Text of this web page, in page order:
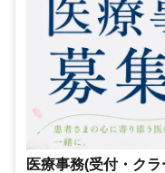
医療事務(受付・ク